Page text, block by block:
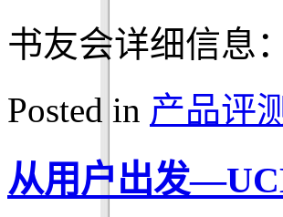
书友会详细信息：
Posted in 产品评
从用户出发